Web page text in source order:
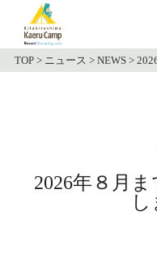
TOP > ニュース >NEWS >
2026年８月
し